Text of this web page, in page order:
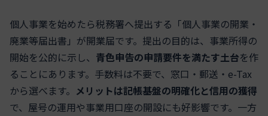
個人事業を始めたら税務署へ提出する「個人事業の開業・
廃業等届出書」が開業届です。提出の目的は、事業所得の
開始を公的に示し、 青色申告の申請要件を満たす土台を作
ることにあります。手数料は不要で、窓口・郵送・e-Tax
から選べます。 メリットは記帳基盤の明確化と信用の獲得
で、屋号の運用や事業用口座の開設にも好影響です。一方